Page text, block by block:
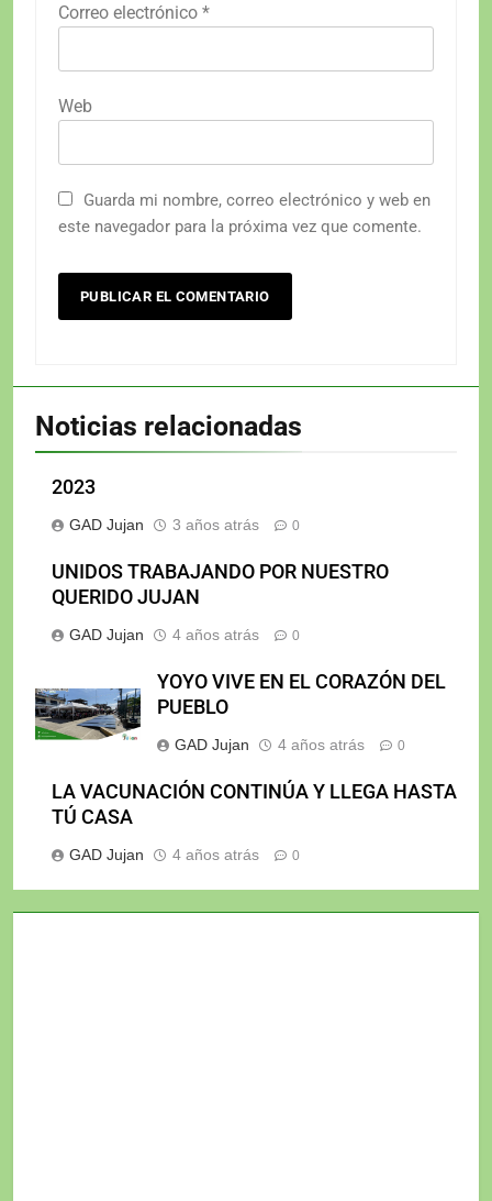
Correo electrónico *
Web
Guarda mi nombre, correo electrónico y web en
este navegador para la próxima vez que comente.
Noticias relacionadas
2023
GAD Jujan 3 años atrás 0
UNIDOS TRABAJANDO POR NUESTRO
QUERIDO JUJAN
GAD Jujan 4 años atrás 0
YOYO VIVE EN EL CORAZÓN DEL
PUEBLO
GAD Jujan 4 años atrás 0
LA VACUNACIÓN CONTINÚA Y LLEGA HASTA
TÚ CASA
GAD Jujan 4 años atrás 0